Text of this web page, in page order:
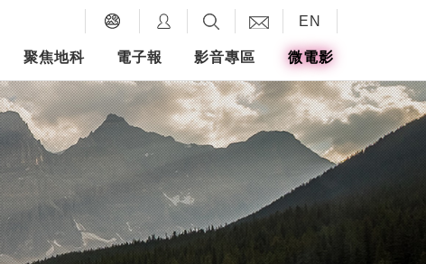
EN
聚焦地科 電子報 影音專區 微電影